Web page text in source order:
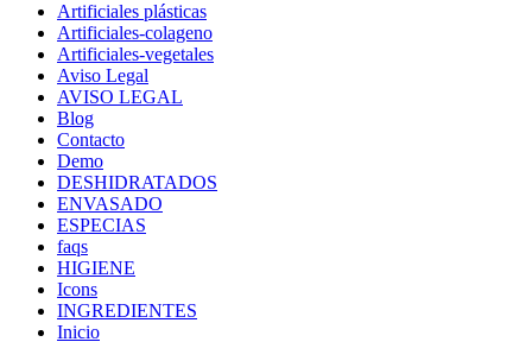
Artificiales plásticas
Artificiales-colageno
Artificiales-vegetales
Aviso Legal
AVISO LEGAL
Blog
Contacto
Demo
DESHIDRATADOS
ENVASADO
ESPECIAS
faqs
HIGIENE
Icons
INGREDIENTES
Inicio